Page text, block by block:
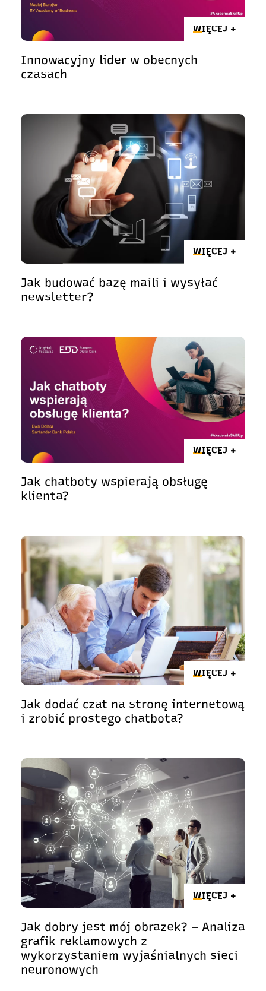
WIĘCEJ +
Innowacyjny lider w obecnych
czasach
WIĘCEJ +
Jak budować bazę maili i wysyłać
newsletter?
WIĘCEJ +
Jak chatboty wspierają obsługę
klienta?
WIĘCEJ +
Jak dodać czat na stronę internetową
i zrobić prostego chatbota?
WIĘCEJ +
Jak dobry jest mój obrazek? – Analiza
grafik reklamowych z
wykorzystaniem wyjaśnialnych sieci
neuronowych